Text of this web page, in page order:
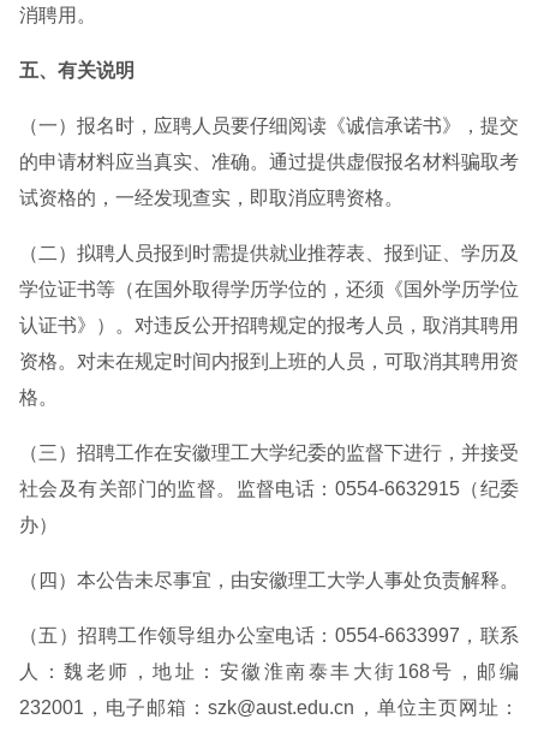
消聘用。
五、有关说明
（一）报名时，应聘人员要仔细阅读《诚信承诺书》，提交
的申请材料应当真实、准确。通过提供虚假报名材料骗取考
试资格的，一经发现查实，即取消应聘资格。
（二）拟聘人员报到时需提供就业推荐表、报到证、学历及
学位证书等（在国外取得学历学位的，还须《国外学历学位
认证书》）。对违反公开招聘规定的报考人员，取消其聘用
资格。对未在规定时间内报到上班的人员，可取消其聘用资
格。
（三）招聘工作在安徽理工大学纪委的监督下进行，并接受
社会及有关部门的监督。监督电话：0554-6632915（纪委
办）
（四）本公告未尽事宜，由安徽理工大学人事处负责解释。
（五）招聘工作领导组办公室电话：0554-6633997，联系
人：魏老师，地址：安徽淮南泰丰大街168号，邮编
232001，电子邮箱：szk@aust.edu.cn，单位主页网址：